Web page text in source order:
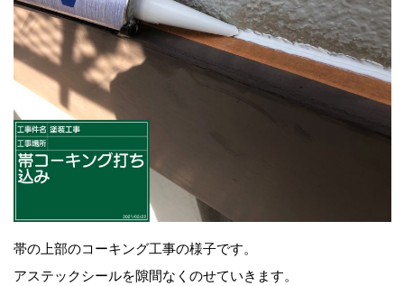
帯の上部のコーキング工事の様子です。
アステックシールを隙間なくのせていきます。